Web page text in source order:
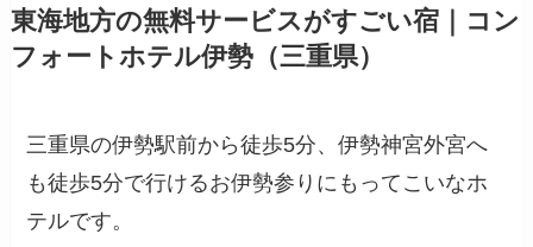
東海地方の無料サービスがすごい宿｜コン
フォートホテル伊勢（三重県）
三重県の伊勢駅前から徒歩5分、伊勢神宮外宮へ
も徒歩5分で行けるお伊勢参りにもってこいなホ
テルです。